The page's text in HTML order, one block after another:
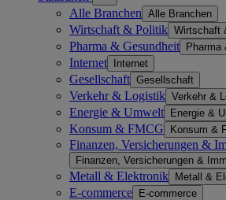
Alle Branchen Alle Branchen
Wirtschaft & Politik Wirtschaft
Pharma & Gesundheit Pharma
Internet Internet
Gesellschaft Gesellschaft
Verkehr & Logistik Verkehr &
Energie & Umwelt Energie &
Konsum & FMCG Konsum &
Finanzen, Versicherungen &
Finanzen, Versicherungen &
Metall & Elektronik Metall &
E-commerce E-commerce